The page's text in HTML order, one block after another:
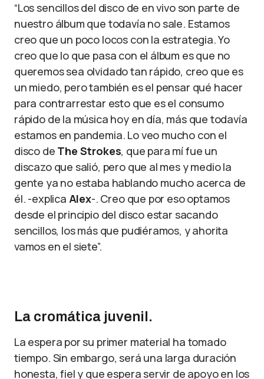
“Los sencillos del disco de en vivo son parte de
nuestro álbum que todavía no sale. Estamos
creo que un poco locos con la estrategia. Yo
creo que lo que pasa con el álbum es que no
queremos sea olvidado tan rápido, creo que es
un miedo, pero también es el pensar qué hacer
para contrarrestar esto que es el consumo
rápido de la música hoy en día, más que todavía
estamos en pandemia. Lo veo mucho con el
disco de The Strokes, que para mí fue un
discazo que salió, pero que al mes y medio la
gente ya no estaba hablando mucho acerca de
él. -explica Alex-. Creo que por eso optamos
desde el principio del disco estar sacando
sencillos, los más que pudiéramos, y ahorita
vamos en el siete”.
La cromática juvenil.
La espera por su primer material ha tomado
tiempo. Sin embargo, será una larga duración
honesta, fiel y que espera servir de apoyo en los